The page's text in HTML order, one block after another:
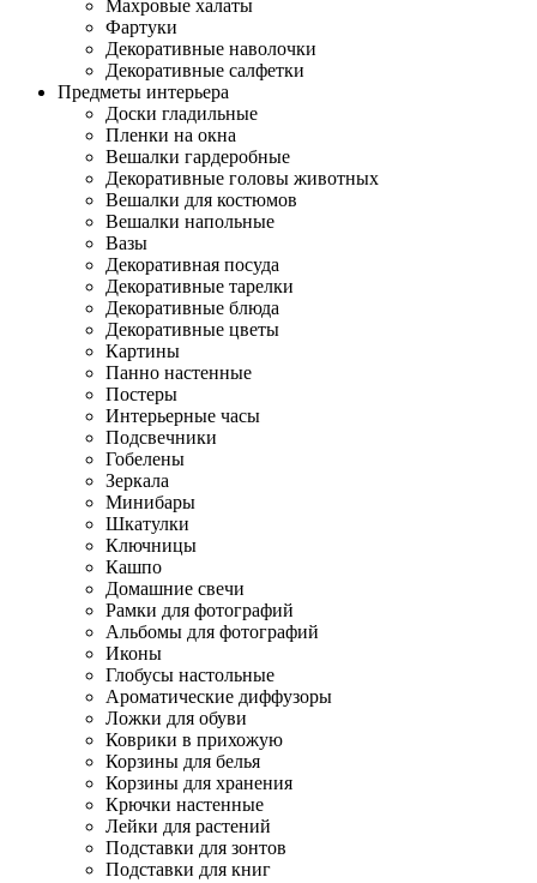
Махровые халаты
Фартуки
Декоративные наволочки
Декоративные салфетки
Предметы интерьера
Доски гладильные
Пленки на окна
Вешалки гардеробные
Декоративные головы животных
Вешалки для костюмов
Вешалки напольные
Вазы
Декоративная посуда
Декоративные тарелки
Декоративные блюда
Декоративные цветы
Картины
Панно настенные
Постеры
Интерьерные часы
Подсвечники
Гобелены
Зеркала
Минибары
Шкатулки
Ключницы
Кашпо
Домашние свечи
Рамки для фотографий
Альбомы для фотографий
Иконы
Глобусы настольные
Ароматические диффузоры
Ложки для обуви
Коврики в прихожую
Корзины для белья
Корзины для хранения
Крючки настенные
Лейки для растений
Подставки для зонтов
Подставки для книг